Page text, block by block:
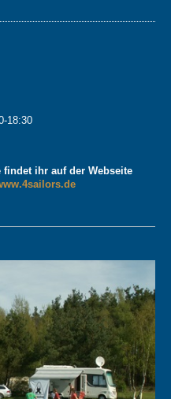
18:30
ihr auf der Webseite